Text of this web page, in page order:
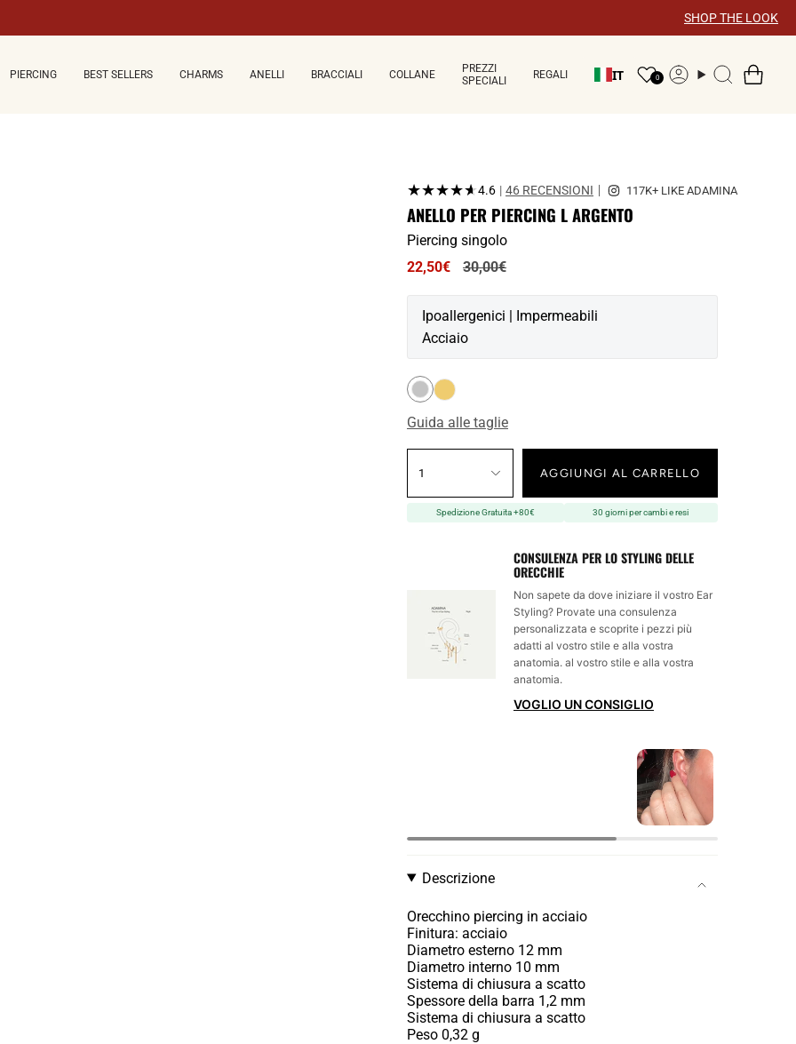
SHOP THE LOOK
PIERCING BEST SELLERS CHARMS ANELLI BRACCIALI COLLANE
PREZZI
SPECIALI
REGALI IT 0 Account
Ricerca
×
★★★★★
★★★★★4.6 | 46 RECENSIONI
ANELLO PER PIERCING L ARGENTO
Piercing singolo
22,50€
Prezzo
30,00€
Ipoallergenici | Impermeabili
Acciaio
Guida alle taglie
1 AGGIUNGI AL CARRELLO
Spedizione Gratuita +80€ 30 giorni per cambi e resi
CONSULENZA PER LO STYLING DELLE
ORECCHIE
Non sapete da dove iniziare il vostro Ear
Styling? Provate una consulenza
personalizzata e scoprite i pezzi più
adatti al vostro stile e alla vostra
anatomia. al vostro stile e alla vostra
anatomia.
VOGLIO UN CONSIGLIO
Descrizione
Orecchino piercing in acciaio
Finitura: acciaio
Diametro esterno 12 mm
Diametro interno 10 mm
Sistema di chiusura a scatto
Spessore della barra 1,2 mm
Sistema di chiusura a scatto
Peso 0,32 g